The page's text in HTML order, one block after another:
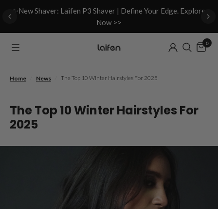
✨New Shaver: Laifen P3 Shaver | Define Your Edge. Explore
Now >>
0
Home News The Top 10 Winter Hairstyles For 2025
The Top 10 Winter Hairstyles For
2025